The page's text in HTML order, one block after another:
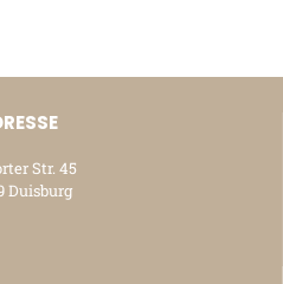
Str. 45
Duisburg